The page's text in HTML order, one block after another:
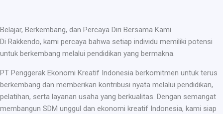
Belajar, Berkembang, dan Percaya Diri Bersama Kami
Di Rakkendo, kami percaya bahwa setiap individu memiliki potensi
untuk berkembang melalui pendidikan yang bermakna.
PT Penggerak Ekonomi Kreatif Indonesia berkomitmen untuk terus
berkembang dan memberikan kontribusi nyata melalui pendidikan,
pelatihan, serta layanan usaha yang berkualitas. Dengan semangat
membangun SDM unggul dan ekonomi kreatif Indonesia, kami siap